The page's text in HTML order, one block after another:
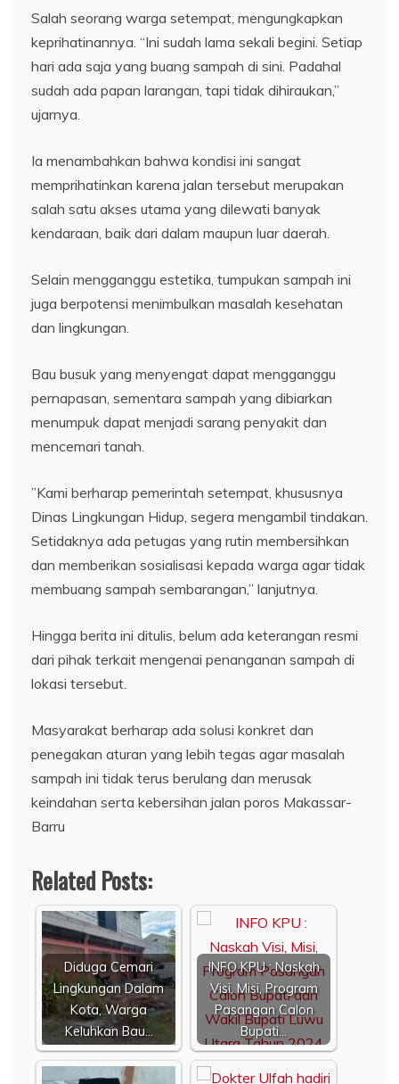
​Salah seorang warga setempat, mengungkapkan
keprihatinannya. “Ini sudah lama sekali begini. Setiap
hari ada saja yang buang sampah di sini. Padahal
sudah ada papan larangan, tapi tidak dihiraukan,”
ujarnya.
Ia menambahkan bahwa kondisi ini sangat
memprihatinkan karena jalan tersebut merupakan
salah satu akses utama yang dilewati banyak
kendaraan, baik dari dalam maupun luar daerah.
​Selain mengganggu estetika, tumpukan sampah ini
juga berpotensi menimbulkan masalah kesehatan
dan lingkungan.
Bau busuk yang menyengat dapat mengganggu
pernapasan, sementara sampah yang dibiarkan
menumpuk dapat menjadi sarang penyakit dan
mencemari tanah.
​”Kami berharap pemerintah setempat, khususnya
Dinas Lingkungan Hidup, segera mengambil tindakan.
Setidaknya ada petugas yang rutin membersihkan
dan memberikan sosialisasi kepada warga agar tidak
membuang sampah sembarangan,” lanjutnya.
​Hingga berita ini ditulis, belum ada keterangan resmi
dari pihak terkait mengenai penanganan sampah di
lokasi tersebut.
Masyarakat berharap ada solusi konkret dan
penegakan aturan yang lebih tegas agar masalah
sampah ini tidak terus berulang dan merusak
keindahan serta kebersihan jalan poros Makassar-
Barru
Related Posts:
Diduga Cemari
Lingkungan Dalam
Kota, Warga
Keluhkan Bau…
INFO KPU : Naskah
Visi, Misi, Program
Pasangan Calon
Bupati…